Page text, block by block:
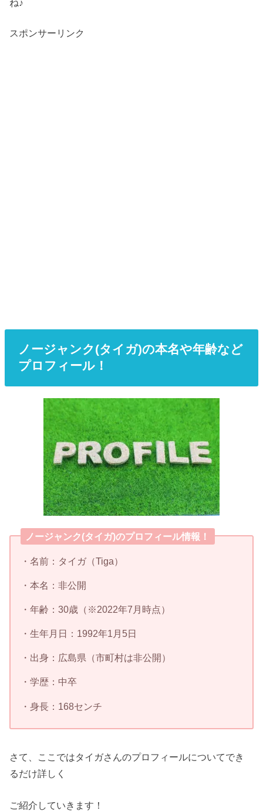
ね♪
スポンサーリンク
ノージャンク(タイガ)の本名や年齢など
プロフィール！
ノージャンク(タイガ)のプロフィール情報！
・名前：タイガ（Tiga）
・本名：非公開
・年齢：30歳（※2022年7月時点）
・生年月日：1992年1月5日
・出身：広島県（市町村は非公開）
・学歴：中卒
・身長：168センチ
さて、ここではタイガさんのプロフィールについてでき
るだけ詳しく
ご紹介していきます！